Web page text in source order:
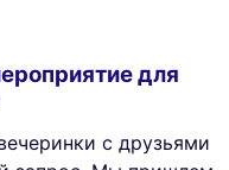
для
с друзьями